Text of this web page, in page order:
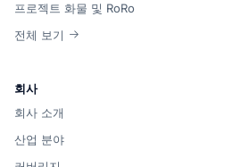
프로젝트 화물 및 RoRo
전체 보기
회사
회사 소개
산업 분야